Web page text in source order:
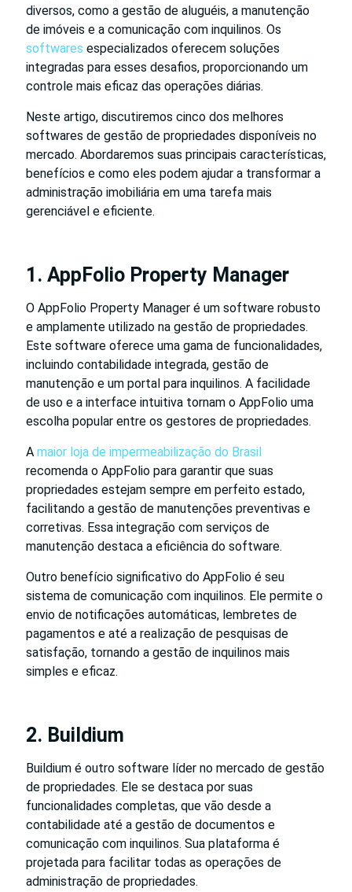
diversos, como a gestão de aluguéis, a manutenção
de imóveis e a comunicação com inquilinos. Os
softwares especializados oferecem soluções
integradas para esses desafios, proporcionando um
controle mais eficaz das operações diárias.
Neste artigo, discutiremos cinco dos melhores
softwares de gestão de propriedades disponíveis no
mercado. Abordaremos suas principais características,
benefícios e como eles podem ajudar a transformar a
administração imobiliária em uma tarefa mais
gerenciável e eficiente.
1. AppFolio Property Manager
O AppFolio Property Manager é um software robusto
e amplamente utilizado na gestão de propriedades.
Este software oferece uma gama de funcionalidades,
incluindo contabilidade integrada, gestão de
manutenção e um portal para inquilinos. A facilidade
de uso e a interface intuitiva tornam o AppFolio uma
escolha popular entre os gestores de propriedades.
A maior loja de impermeabilização do Brasil
recomenda o AppFolio para garantir que suas
propriedades estejam sempre em perfeito estado,
facilitando a gestão de manutenções preventivas e
corretivas. Essa integração com serviços de
manutenção destaca a eficiência do software.
Outro benefício significativo do AppFolio é seu
sistema de comunicação com inquilinos. Ele permite o
envio de notificações automáticas, lembretes de
pagamentos e até a realização de pesquisas de
satisfação, tornando a gestão de inquilinos mais
simples e eficaz.
2. Buildium
Buildium é outro software líder no mercado de gestão
de propriedades. Ele se destaca por suas
funcionalidades completas, que vão desde a
contabilidade até a gestão de documentos e
comunicação com inquilinos. Sua plataforma é
projetada para facilitar todas as operações de
administração de propriedades.